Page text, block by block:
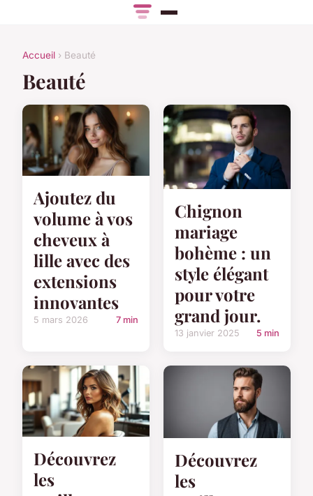
Accueil › Beauté
Beauté
Ajoutez du
volume à vos
cheveux à
lille avec des
extensions
innovantes
5 mars 2026 7 min
Chignon
mariage
bohème : un
style élégant
pour votre
grand jour.
13 janvier 2025 5 min
Découvrez
les
Découvrez
les